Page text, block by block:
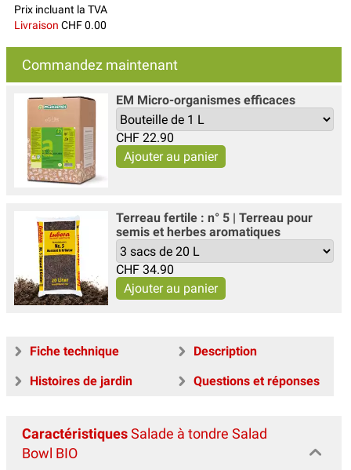
Prix incluant la TVA
Livraison CHF 0.00
Commandez maintenant
EM Micro-organismes efficaces
CHF 22.90
Terreau fertile : n° 5 | Terreau pour
semis et herbes aromatiques
CHF 34.90
Fiche technique
Description
Histoires de jardin
Questions et réponses
CaractéristiquesSalade à tondre Salad
Bowl BIO